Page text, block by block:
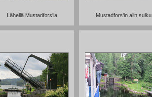
Lähellä Mustadfors'ia Mustadfors'in alin sulku